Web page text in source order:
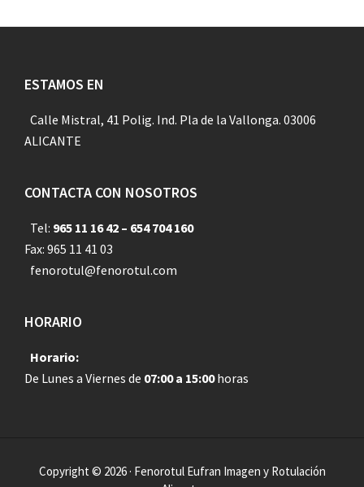
Footer
ESTAMOS EN
Calle Mistral, 41 Polig. Ind. Pla de la Vallonga. 03006
ALICANTE
CONTACTA CON NOSOTROS
Tel: 965 11 16 42 – 654 704 160
Fax: 965 11 41 03
fenorotul@fenorotul.com
HORARIO
Horario:
De Lunes a Viernes de 07:00 a 15:00horas
Copyright © 2026 · Fenorotul Eufran Imagen y Rotulación